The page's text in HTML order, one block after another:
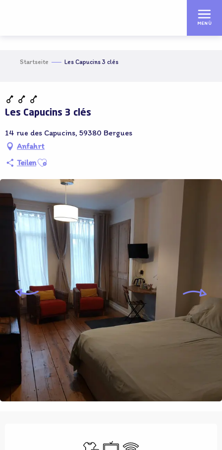
MENÜ
Startseite Les Capucins 3 clés
Les Capucins 3 clés
14 rue des Capucins, 59380 Bergues
Anfahrt
TeilenAjouter aux favoris
Bettwäsche und Laken
Fernsehen
Wi-Fi